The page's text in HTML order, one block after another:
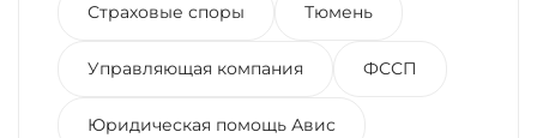
Страховые споры Тюмень
Управляющая компания ФССП
Юридическая помощь Авис